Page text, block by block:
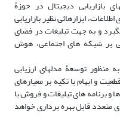
بازاریابی دیجیتال در حوزۀ
ابزارهائی نظیر بازاریابی
و به جهت تبلیغات در فضای
بر شبکه های اجتماعی، هوش
توسعۀ مدلهای ارزیابی
و ابهام با تکیه بر معیارهای
و برنامه های تبلیغات و فروش با
متعدد قابل بهره برداری خواهد